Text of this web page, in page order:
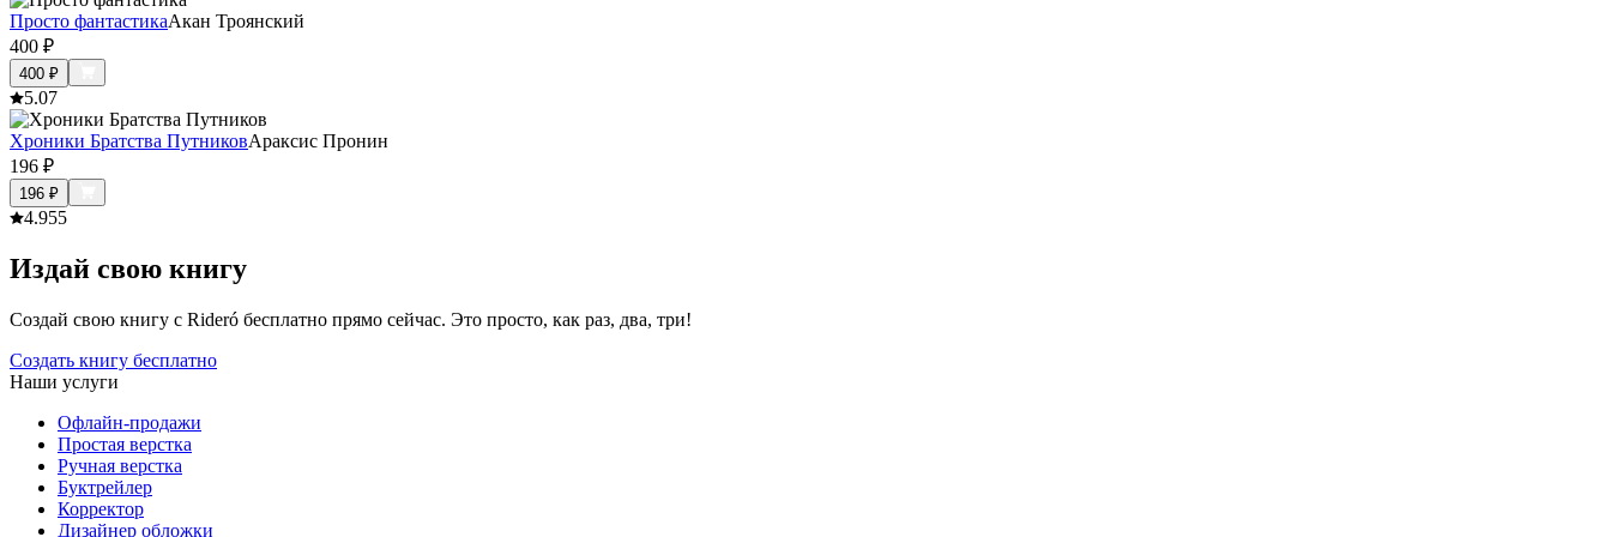
Просто фантастикаАкан Троянский
400 ₽
400 ₽
5.07
Хроники Братства ПутниковАраксис Пронин
196 ₽
196 ₽
4.955
Издай свою книгу
Создай свою книгу с Rideró бесплатно прямо сейчас. Это просто, как раз, два, три!
Создать книгу бесплатно
Наши услуги
Офлайн-продажи
Простая верстка
Ручная верстка
Буктрейлер
Корректор
Дизайнер обложки